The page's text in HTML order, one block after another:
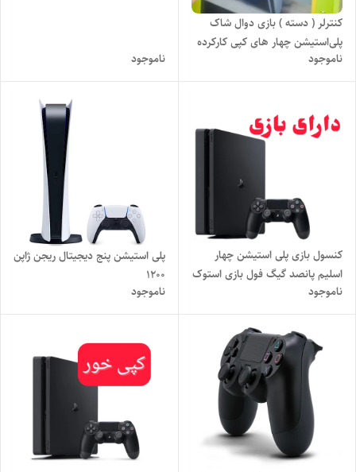
کنترلر ( دسته ) بازی دوال شاک
پلی‌استیشن چهار های کپی کارکرده
ناموجود
ناموجود
کنسول بازی پلی استیشن چهار
اسلیم پانصد گیگ فول بازی استوک
اروپایی
ناموجود
پلی استیشن پنج دیجیتال ریجن ژاپن
۱۲۰۰
ناموجود